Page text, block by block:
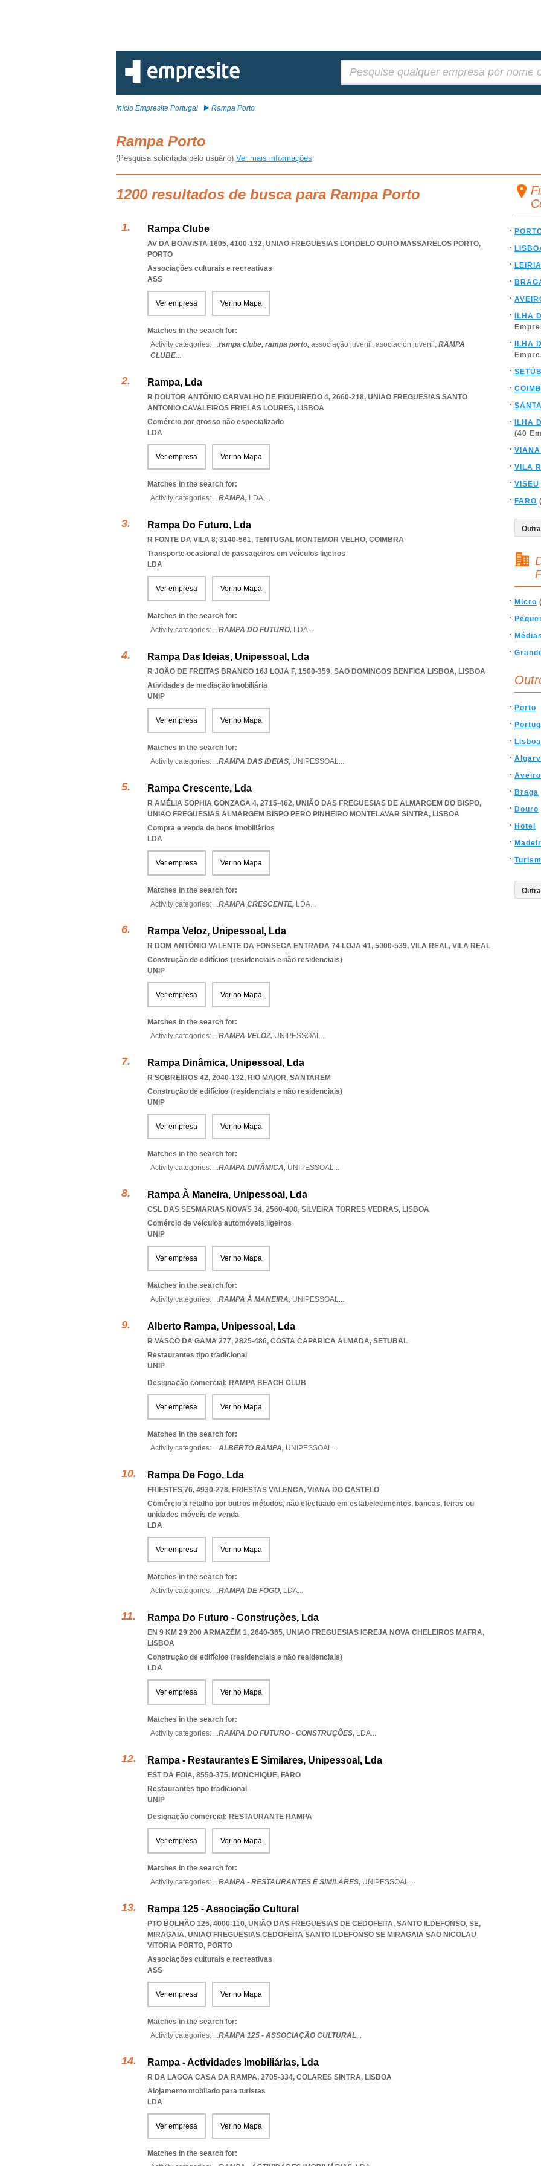
Início Empresite Portugal Rampa Porto
Rampa Porto
(Pesquisa solicitada pelo usuário) Ver mais informações
1200 resultados de busca para Rampa Porto
Rampa Clube
AV DA BOAVISTA 1605, 4100-132, UNIAO FREGUESIAS LORDELO OURO MASSARELOS PORTO,
PORTO
Associações culturais e recreativas
ASS
Ver empresa Ver no Mapa
Matches in the search for:
Activity categories: ...rampa clube, rampa porto, associação juvenil, asociación juvenil, RAMPA
CLUBE...
Rampa, Lda
R DOUTOR ANTÓNIO CARVALHO DE FIGUEIREDO 4, 2660-218, UNIAO FREGUESIAS SANTO
ANTONIO CAVALEIROS FRIELAS LOURES, LISBOA
Comércio por grosso não especializado
LDA
Ver empresa Ver no Mapa
Matches in the search for:
Activity categories: ...RAMPA, LDA...
Rampa Do Futuro, Lda
R FONTE DA VILA 8, 3140-561, TENTUGAL MONTEMOR VELHO, COIMBRA
Transporte ocasional de passageiros em veículos ligeiros
LDA
Ver empresa Ver no Mapa
Matches in the search for:
Activity categories: ...RAMPA DO FUTURO, LDA...
Rampa Das Ideias, Unipessoal, Lda
R JOÃO DE FREITAS BRANCO 16J LOJA F, 1500-359, SAO DOMINGOS BENFICA LISBOA, LISBOA
Atividades de mediação imobiliária
UNIP
Ver empresa Ver no Mapa
Matches in the search for:
Activity categories: ...RAMPA DAS IDEIAS, UNIPESSOAL...
Rampa Crescente, Lda
R AMÉLIA SOPHIA GONZAGA 4, 2715-462, UNIÃO DAS FREGUESIAS DE ALMARGEM DO BISPO,
UNIAO FREGUESIAS ALMARGEM BISPO PERO PINHEIRO MONTELAVAR SINTRA, LISBOA
Compra e venda de bens imobiliários
LDA
Ver empresa Ver no Mapa
Matches in the search for:
Activity categories: ...RAMPA CRESCENTE, LDA...
Rampa Veloz, Unipessoal, Lda
R DOM ANTÓNIO VALENTE DA FONSECA ENTRADA 74 LOJA 41, 5000-539, VILA REAL, VILA REAL
Construção de edifícios (residenciais e não residenciais)
UNIP
Ver empresa Ver no Mapa
Matches in the search for:
Activity categories: ...RAMPA VELOZ, UNIPESSOAL...
Rampa Dinâmica, Unipessoal, Lda
R SOBREIROS 42, 2040-132, RIO MAIOR, SANTAREM
Construção de edifícios (residenciais e não residenciais)
UNIP
Ver empresa Ver no Mapa
Matches in the search for:
Activity categories: ...RAMPA DINÂMICA, UNIPESSOAL...
Rampa À Maneira, Unipessoal, Lda
CSL DAS SESMARIAS NOVAS 34, 2560-408, SILVEIRA TORRES VEDRAS, LISBOA
Comércio de veículos automóveis ligeiros
UNIP
Ver empresa Ver no Mapa
Matches in the search for:
Activity categories: ...RAMPA À MANEIRA, UNIPESSOAL...
Alberto Rampa, Unipessoal, Lda
R VASCO DA GAMA 277, 2825-486, COSTA CAPARICA ALMADA, SETUBAL
Restaurantes tipo tradicional
UNIP
Designação comercial: RAMPA BEACH CLUB
Ver empresa Ver no Mapa
Matches in the search for:
Activity categories: ...ALBERTO RAMPA, UNIPESSOAL...
Rampa De Fogo, Lda
FRIESTES 76, 4930-278, FRIESTAS VALENCA, VIANA DO CASTELO
Comércio a retalho por outros métodos, não efectuado em estabelecimentos, bancas, feiras ou
unidades móveis de venda
LDA
Ver empresa Ver no Mapa
Matches in the search for:
Activity categories: ...RAMPA DE FOGO, LDA...
Rampa Do Futuro - Construções, Lda
EN 9 KM 29 200 ARMAZÉM 1, 2640-365, UNIAO FREGUESIAS IGREJA NOVA CHELEIROS MAFRA,
LISBOA
Construção de edifícios (residenciais e não residenciais)
LDA
Ver empresa Ver no Mapa
Matches in the search for:
Activity categories: ...RAMPA DO FUTURO - CONSTRUÇÕES, LDA...
Rampa - Restaurantes E Similares, Unipessoal, Lda
EST DA FOIA, 8550-375, MONCHIQUE, FARO
Restaurantes tipo tradicional
UNIP
Designação comercial: RESTAURANTE RAMPA
Ver empresa Ver no Mapa
Matches in the search for:
Activity categories: ...RAMPA - RESTAURANTES E SIMILARES, UNIPESSOAL...
Rampa 125 - Associação Cultural
PTO BOLHÃO 125, 4000-110, UNIÃO DAS FREGUESIAS DE CEDOFEITA, SANTO ILDEFONSO, SE,
MIRAGAIA, UNIAO FREGUESIAS CEDOFEITA SANTO ILDEFONSO SE MIRAGAIA SAO NICOLAU
VITORIA PORTO, PORTO
Associações culturais e recreativas
ASS
Ver empresa Ver no Mapa
Matches in the search for:
Activity categories: ...RAMPA 125 - ASSOCIAÇÃO CULTURAL...
Rampa - Actividades Imobiliárias, Lda
R DA LAGOA CASA DA RAMPA, 2705-334, COLARES SINTRA, LISBOA
Alojamento mobilado para turistas
LDA
Ver empresa Ver no Mapa
Matches in the search for:
LEIRIA
ILHA
ILHA
ILHA
(40
VILA
VISEU
FARO
Micro
Médias
Porto
Lisboa
Aveiro
Braga
Douro
Hotel